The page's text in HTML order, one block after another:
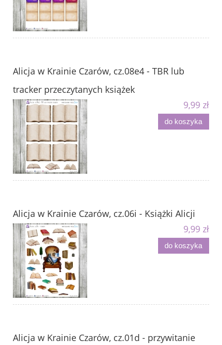
Alicja w Krainie Czarów, cz.08e4 - TBR lub
tracker przeczytanych książek
9,99 zł
do koszyka
Alicja w Krainie Czarów, cz.06i - Książki Alicji
9,99 zł
do koszyka
Alicja w Krainie Czarów, cz.01d - przywitanie